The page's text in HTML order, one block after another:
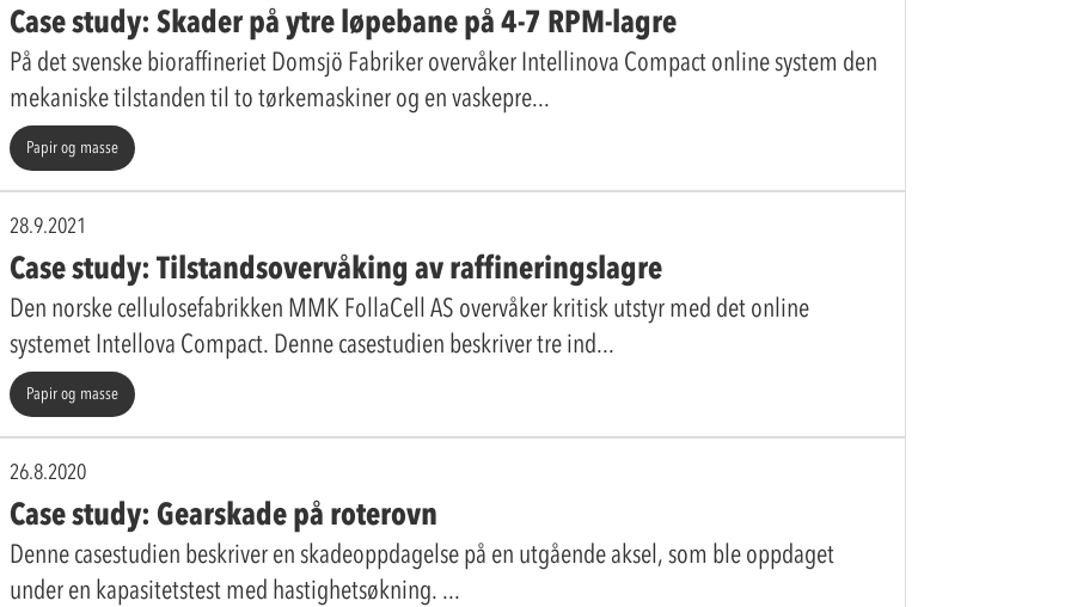
Case study: Skader på ytre løpebane på 4-7 RPM-lagre
På det svenske bioraffineriet Domsjö Fabriker overvåker Intellinova Compact online system den
mekaniske tilstanden til to tørkemaskiner og en vaskepre
Papir og masse
28.9.2021
Case study: Tilstandsovervåking av raffineringslagre
Den norske cellulosefabrikken MMK FollaCell AS overvåker kritisk utstyr med det online
systemet Intellova Compact. Denne casestudien beskriver tre ind
Papir og masse
26.8.2020
Case study: Gearskade på roterovn
Denne casestudien beskriver en skadeoppdagelse på en utgående aksel, som ble oppdaget
under en kapasitetstest med hastighetsøkning.